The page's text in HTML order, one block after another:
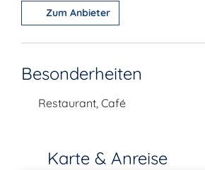
Zum Anbieter
Besonderheiten
Restaurant, Café
Karte & Anreise